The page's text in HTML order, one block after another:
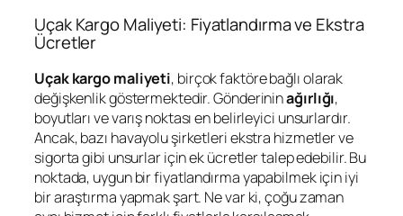
Uçak Kargo Maliyeti: Fiyatlandırma ve Ekstra
Ücretler
Uçak kargo maliyeti, birçok faktöre bağlı olarak
değişkenlik göstermektedir. Gönderininağırlığı,
boyutları ve varış noktası en belirleyici unsurlardır.
Ancak, bazı havayolu şirketleri ekstra hizmetler ve
sigorta gibi unsurlar için ek ücretler talep edebilir. Bu
noktada, uygun bir fiyatlandırma yapabilmek için iyi
bir araştırma yapmak şart. Ne var ki, çoğu zaman